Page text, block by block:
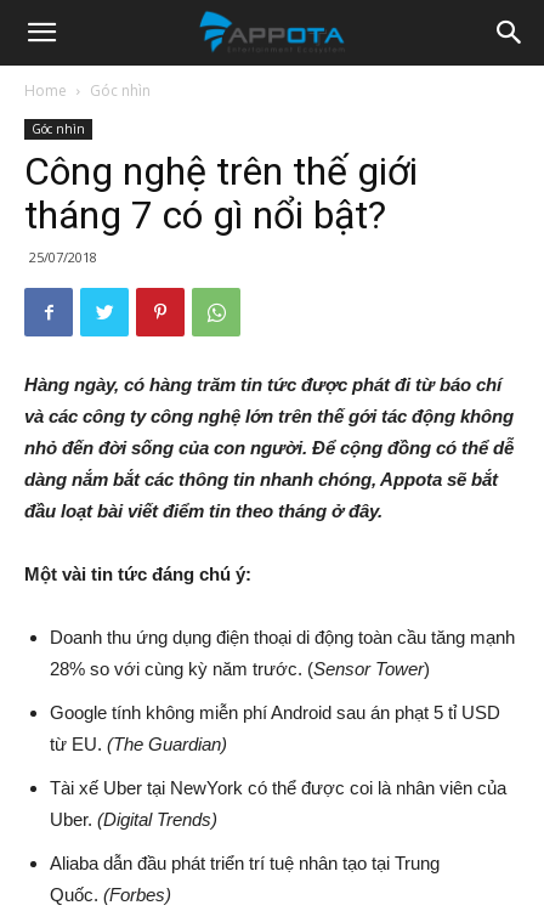
Appota
News
Home Góc nhìn
Góc nhìn
Công nghệ trên thế giới
tháng 7 có gì nổi bật?
25/07/2018
Hàng ngày, có hàng trăm tin tức được phát đi từ báo chí
và các công ty công nghệ lớn trên thế gới tác động không
nhỏ đến đời sống của con người. Để cộng đồng có thể dễ
dàng nắm bắt các thông tin nhanh chóng, Appota sẽ bắt
đầu loạt bài viết điểm tin theo tháng ở đây.
Một vài tin tức đáng chú ý:
Doanh thu ứng dụng điện thoại di động toàn cầu tăng mạnh
28% so với cùng kỳ năm trước. (Sensor Tower)
Google tính không miễn phí Android sau án phạt 5 tỉ USD
từ EU. (The Guardian)
Tài xế Uber tại NewYork có thể được coi là nhân viên của
Uber. (Digital Trends)
Aliaba dẫn đầu phát triển trí tuệ nhân tạo tại Trung
Quốc. (Forbes)